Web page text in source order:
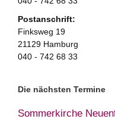
Postanschrift:
Finksweg 19
21129 Hamburg
040 - 742 68 33
Die nächsten Termine
Sommerkirche